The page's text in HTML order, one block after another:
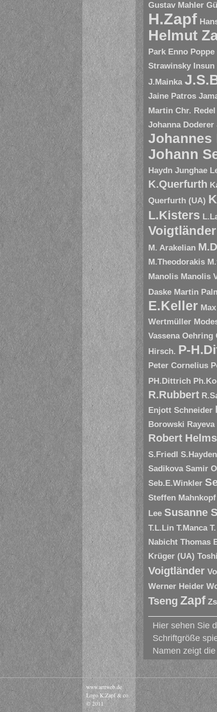
Gustav Mahler
H.Zapf
Helmut
Park Enno Poppe
Strawinsky
J.Mainka
Jaine Patros
Martin Chr. Redel
Johanna Doderer
Johannes
Johann
Haydn Junghae
K.Querfurth
Querfurth (UA)
L.Kisters
Voigtländer
M. Arakelian
M.Theodorakis
Manolis Manolis
Daske Martin
E.Keller
Wertmüller
Vassena Oehring
Hirsch. P-
Peter Cornelius
PH.Dittrich
R.Rubbert
Enjott Schneider
Borowski Rayeva
Robert
S.Friedl
S.Hayden
Sadikova Samir
Seb.E.Winkler
Steffen
Lee Susanne
T.L.Lin T.Manca
Nabicht Thomas
Krüger (UA)
Voigtländer
Werner Heider
Tseng Zapf
Hier sehen Sie
Schriftgröße
Namen zeigt
www.arttweb.de
Logo K.Zapf & co.
© 2011